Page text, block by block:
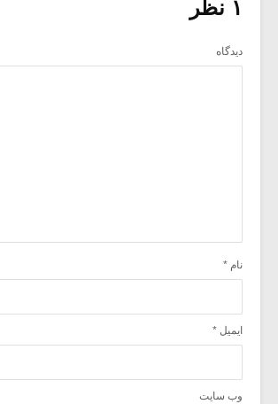
۱ نظر
دیدگاه
نام *
ایمیل *
وب‌ سایت